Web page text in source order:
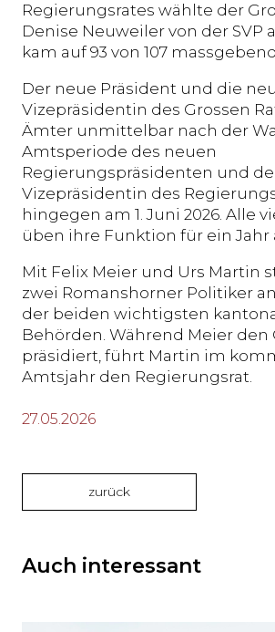
Regierungsrates wählte der
Denise Neuweiler von der SVP
kam auf 93 von 107
Der neue Präsident und die
Vizepräsidentin des Grossen
Ämter unmittelbar nach der
Amtsperiode des neuen
Regierungspräsidenten und
Vizepräsidentin des
hingegen am 1. Juni 2026. Alle
üben ihre Funktion für ein Jahr
Mit Felix Meier und Urs Martin
zwei Romanshorner Politiker
der beiden wichtigsten
Behörden. Während Meier den
präsidiert, führt Martin im
Amtsjahr den Regierungsrat.
27.05.2026
zurück
Auch interessant